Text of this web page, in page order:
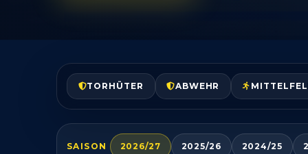
TORHÜTER ABWEHR
SAISON 2026/27 2025/26 2024/25